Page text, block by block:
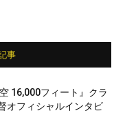
事
16,000フィート』クラ
オフィシャルインタビ